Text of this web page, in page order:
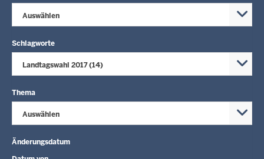
Auswählen
Schlagworte
Landtagswahl 2017 (14)
Thema
Auswählen
Änderungsdatum